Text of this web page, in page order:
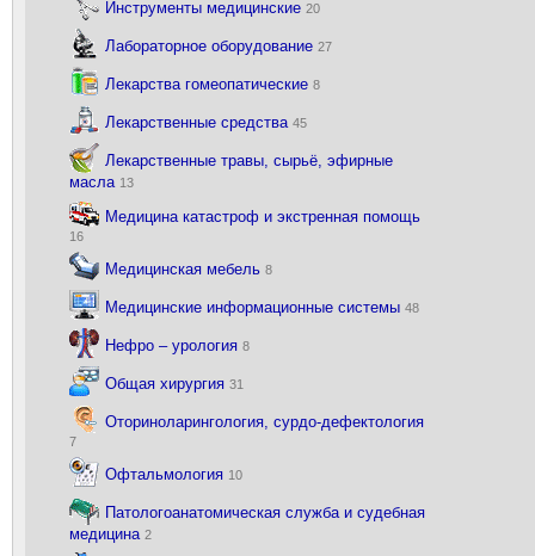
Инструменты медицинские 20
Лабораторное оборудование 27
Лекарства гомеопатические 8
Лекарственные средства 45
Лекарственные травы, сырьё, эфирные
масла 13
Медицина катастроф и экстренная помощь
16
Медицинская мебель 8
Медицинские информационные системы 48
Нефро – урология 8
Общая хирургия 31
Оториноларингология, сурдо-дефектология
7
Офтальмология 10
Патологоанатомическая служба и судебная
медицина 2